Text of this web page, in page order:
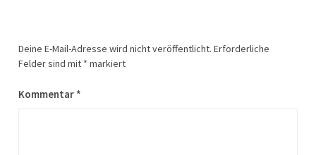
Deine E-Mail-Adresse wird nicht veröffentlicht. Erforderliche
Felder sind mit * markiert
Kommentar *